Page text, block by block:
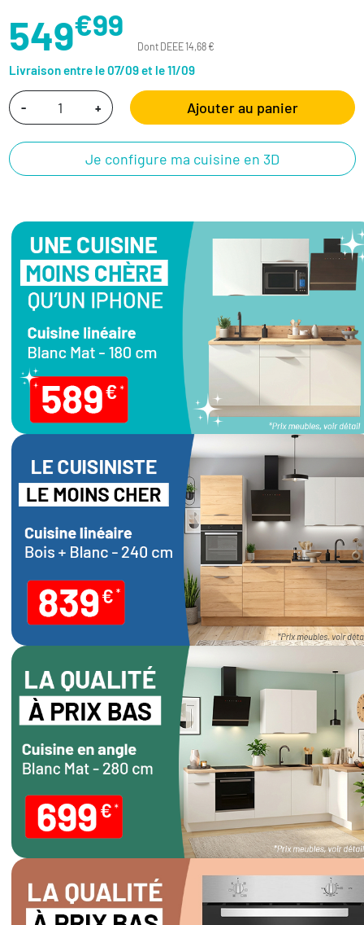
549€99
Dont DEEE 14,68 €
Livraison entre le 07/09 et le 11/09
- + Ajouter au panier
Je configure ma cuisine en 3D